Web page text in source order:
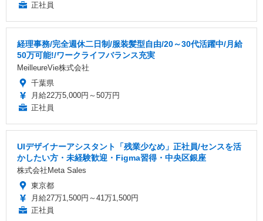
正社員
経理事務/完全週休二日制/服装髪型自由/20～30代活躍中/月給
50万可能!/ワークライフバランス充実
MeilleureVie株式会社
千葉県
月給22万5,000円～50万円
正社員
UIデザイナーアシスタント「残業少なめ」正社員/センスを活
かしたい方・未経験歓迎・Figma習得・中央区銀座
株式会社Meta Sales
東京都
月給27万1,500円～41万1,500円
正社員